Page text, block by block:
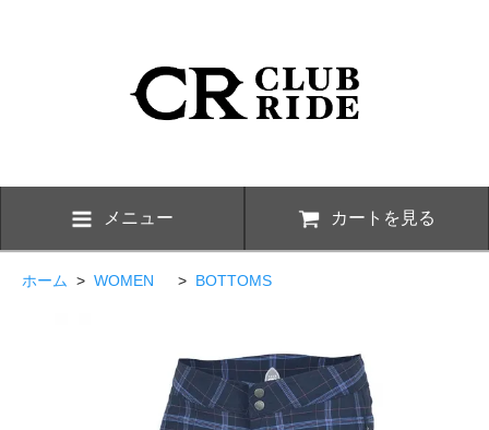
メニュー カートを見る
ホーム > WOMEN > BOTTOMS